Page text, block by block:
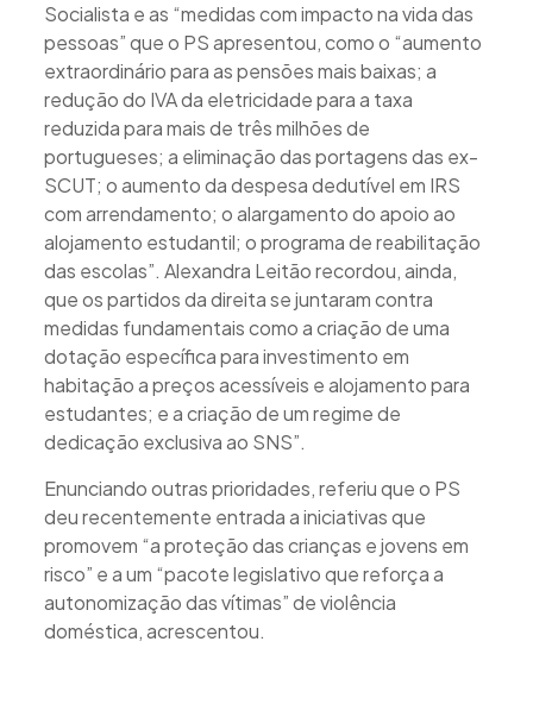
Socialista e as “medidas com impacto na vida das
pessoas” que o PS apresentou, como o “aumento
extraordinário para as pensões mais baixas; a
redução do IVA da eletricidade para a taxa
reduzida para mais de três milhões de
portugueses; a eliminação das portagens das ex-
SCUT; o aumento da despesa dedutível em IRS
com arrendamento; o alargamento do apoio ao
alojamento estudantil; o programa de reabilitação
das escolas”. Alexandra Leitão recordou, ainda,
que os partidos da direita se juntaram contra
medidas fundamentais como a criação de uma
dotação específica para investimento em
habitação a preços acessíveis e alojamento para
estudantes; e a criação de um regime de
dedicação exclusiva ao SNS”.
Enunciando outras prioridades, referiu que o PS
deu recentemente entrada a iniciativas que
promovem “a proteção das crianças e jovens em
risco” e a um “pacote legislativo que reforça a
autonomização das vítimas” de violência
doméstica, acrescentou.